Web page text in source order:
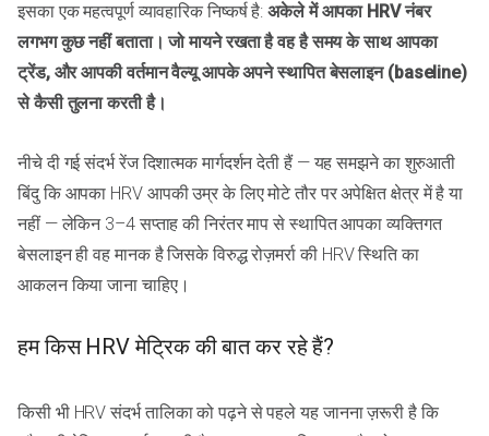
इसका एक महत्वपूर्ण व्यावहारिक निष्कर्ष है:अकेले में आपका HRV नंबर
लगभग कुछ नहीं बताता। जो मायने रखता है वह है समय के साथ आपका
ट्रेंड, और आपकी वर्तमान वैल्यू आपके अपने स्थापित बेसलाइन (baseline)
से कैसी तुलना करती है।
नीचे दी गई संदर्भ रेंज दिशात्मक मार्गदर्शन देती हैं — यह समझने का शुरुआती
बिंदु कि आपका HRV आपकी उम्र के लिए मोटे तौर पर अपेक्षित क्षेत्र में है या
नहीं — लेकिन 3–4 सप्ताह की निरंतर माप से स्थापित आपका व्यक्तिगत
बेसलाइन ही वह मानक है जिसके विरुद्ध रोज़मर्रा की HRV स्थिति का
आकलन किया जाना चाहिए।
हम किस HRV मेट्रिक की बात कर रहे हैं?
किसी भी HRV संदर्भ तालिका को पढ़ने से पहले यह जानना ज़रूरी है कि